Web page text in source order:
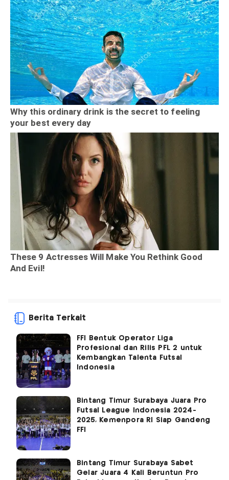
Berita Terkait
FFI Bentuk Operator Liga
Profesional dan Rilis PFL 2 untuk
Kembangkan Talenta Futsal
Indonesia
Bintang Timur Surabaya Juara Pro
Futsal League Indonesia 2024-
2025, Kemenpora RI Siap Gandeng
FFI
Bintang Timur Surabaya Sabet
Gelar Juara 4 Kali Beruntun Pro